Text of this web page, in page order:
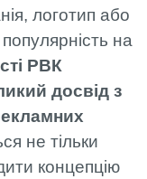
логотип або
на
РВК
досвід з
не тільки
концепцію